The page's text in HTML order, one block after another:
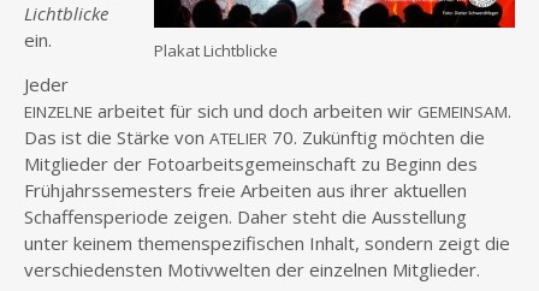
Pla­kat Lichtblicke
Licht­bli­cke
ein.
Jeder
EINZELNE arbei­tet für sich und doch arbei­ten wir GEMEINSAM.
Das ist die Stär­ke von ATELIER 70. Zukünf­tig möch­ten die
Mit­glie­der der Foto­ar­beits­ge­mein­schaft zu Beginn des
Früh­jahrs­se­mes­ters freie Arbei­ten aus ihrer aktu­el­len
Schaf­fens­pe­ri­ode zei­gen. Daher steht die Aus­stel­lung
unter kei­nem the­men­spe­zi­fi­schen Inhalt, son­dern zeigt die
ver­schie­dens­ten Motiv­wel­ten der ein­zel­nen Mitglieder.